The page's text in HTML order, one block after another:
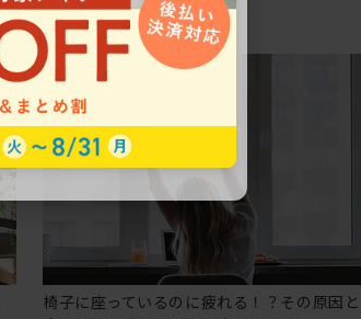
椅子に座っているのに疲れる！？その原因と